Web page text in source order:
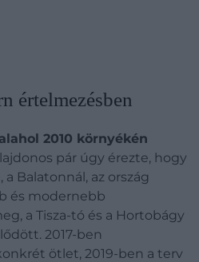
értelmezésben
2010 környékén
pár úgy érezte, hogy
Balatonnál, az ország
és modernebb
a Tisza-tó és a Hortobágy
2017-ben
ötlet, 2019-ben a terv